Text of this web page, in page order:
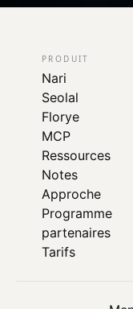
PRODUIT
Nari
Seolal
Florye
MCP
Ressources
Notes
Approche
Programme
partenaires
Tarifs